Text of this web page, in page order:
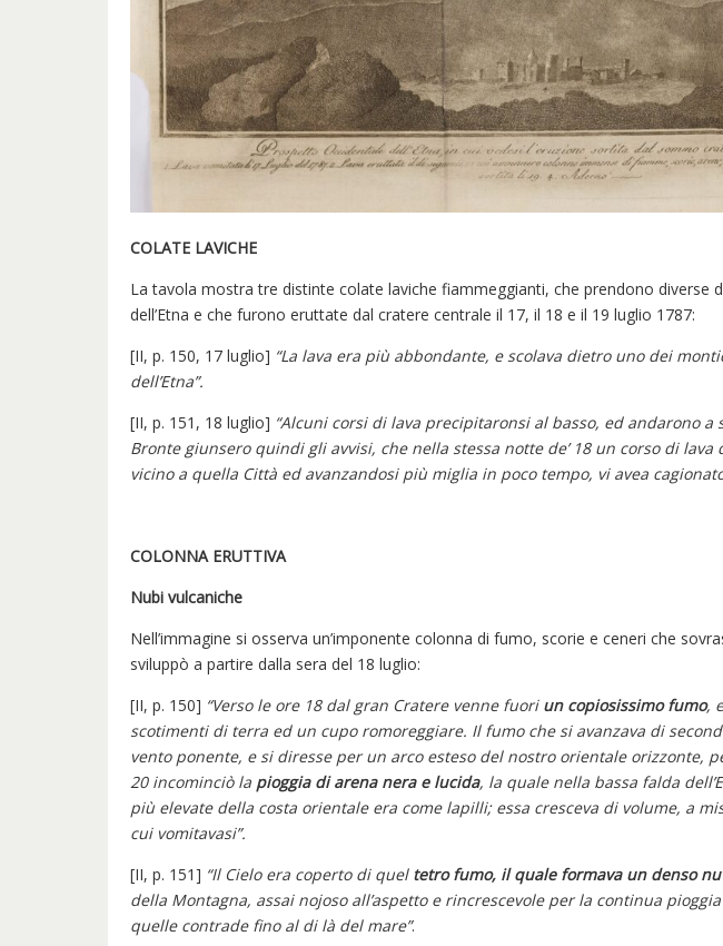
COLATE LAVICHE
La tavola mostra tre distinte colate laviche fiammeggianti, che prendono diverse
dell’Etna e che furono eruttate dal cratere centrale il 17, il 18 e il 19 luglio 1787:
[II, p. 150, 17 luglio] “La lava era più abbondante, e scolava dietro uno dei
dell’Etna”.
[II, p. 151, 18 luglio] “Alcuni corsi di lava precipitaronsi al basso, ed andarono
Bronte giunsero quindi gli avvisi, che nella stessa notte de’ 18 un corso di
vicino a quella Città ed avanzandosi più miglia in poco tempo, vi avea
COLONNA ERUTTIVA
Nubi vulcaniche
Nell’immagine si osserva un’imponente colonna di fumo, scorie e ceneri che
sviluppò a partire dalla sera del 18 luglio:
[II, p. 150] “Verso le ore 18 dal gran Cratere venne fuori un copiosissimo fumo,
scotimenti di terra ed un cupo romoreggiare. Il fumo che si avanzava di
vento ponente, e si diresse per un arco esteso del nostro orientale orizzonte,
20 incominciò la pioggia di arena nera e lucida, la quale nella bassa falda
più elevate della costa orientale era come lapilli; essa cresceva di volume, a
cui vomitavasi”.
[II, p. 151] “Il Cielo era coperto di quel tetro fumo, il quale formava un denso
della Montagna, assai nojoso all’aspetto e rincrescevole per la continua
quelle contrade fino al di là del mare”.